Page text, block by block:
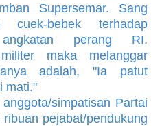
Supersemar. Sang
cuek-bebek terhadap
perang RI.
maka melanggar
adalah, "Ia patut
mati."
simpatisan Partai
pejabat/pendukung